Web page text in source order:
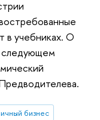
в учебниках. О
следующем
бизнес